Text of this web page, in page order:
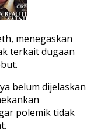
menegaskan
terkait dugaan
belum dijelaskan
polemik tidak